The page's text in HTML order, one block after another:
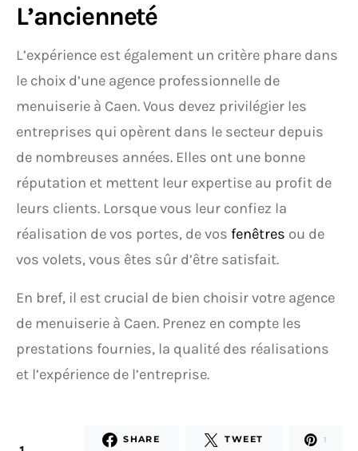
L’ancienneté
L’expérience est également un critère phare dans
le choix d’une agence professionnelle de
menuiserie à Caen. Vous devez privilégier les
entreprises qui opèrent dans le secteur depuis
de nombreuses années. Elles ont une bonne
réputation et mettent leur expertise au profit de
leurs clients. Lorsque vous leur confiez la
réalisation de vos portes, de vos fenêtres ou de
vos volets, vous êtes sûr d’être satisfait.
En bref, il est crucial de bien choisir votre agence
de menuiserie à Caen. Prenez en compte les
prestations fournies, la qualité des réalisations
et l’expérience de l’entreprise.
SHARE TWEET 1